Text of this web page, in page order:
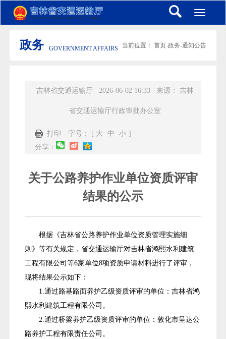
Toggle
政务 GOVERNMENT AFFAIRS 当前位置： 首页-政务-通知公告
吉林省交通运输厅 2026-06-02 16:33 来源： 吉林
省交通运输厅行政审批办公室
打印 字号： [ 大 中 小 ]
分享：
关于公路养护作业单位资质评审
结果的公示
根据《吉林省公路养护作业单位资质管理实施细
则 》等有关规定，省交通运输厅对吉林省鸿熙水利建筑
工程有限公司等6家单位8项资质申请材料进行了评审，
现将结果公示如下：
1.通过路基路面养护乙级资质评审的单位：吉林省鸿
熙水利建筑工程有限公司。
2.通过桥梁养护乙级资质评审的单位：敦化市呈达公
路养护工程有限责任公司。